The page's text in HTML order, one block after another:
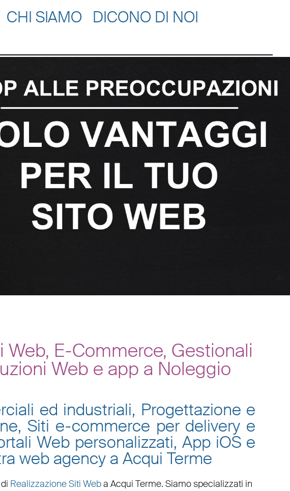
CHI SIAMO
DICONO DI NOI
Web, E-Commerce, Gestionali
Web e app a Noleggio
ed industriali, Progettazione e
Siti e-commerce per delivery e
Web personalizzati, App iOS e
web agency a Acqui Terme
Realizzazione Siti Weba Acqui Terme. Siamo specializzati in